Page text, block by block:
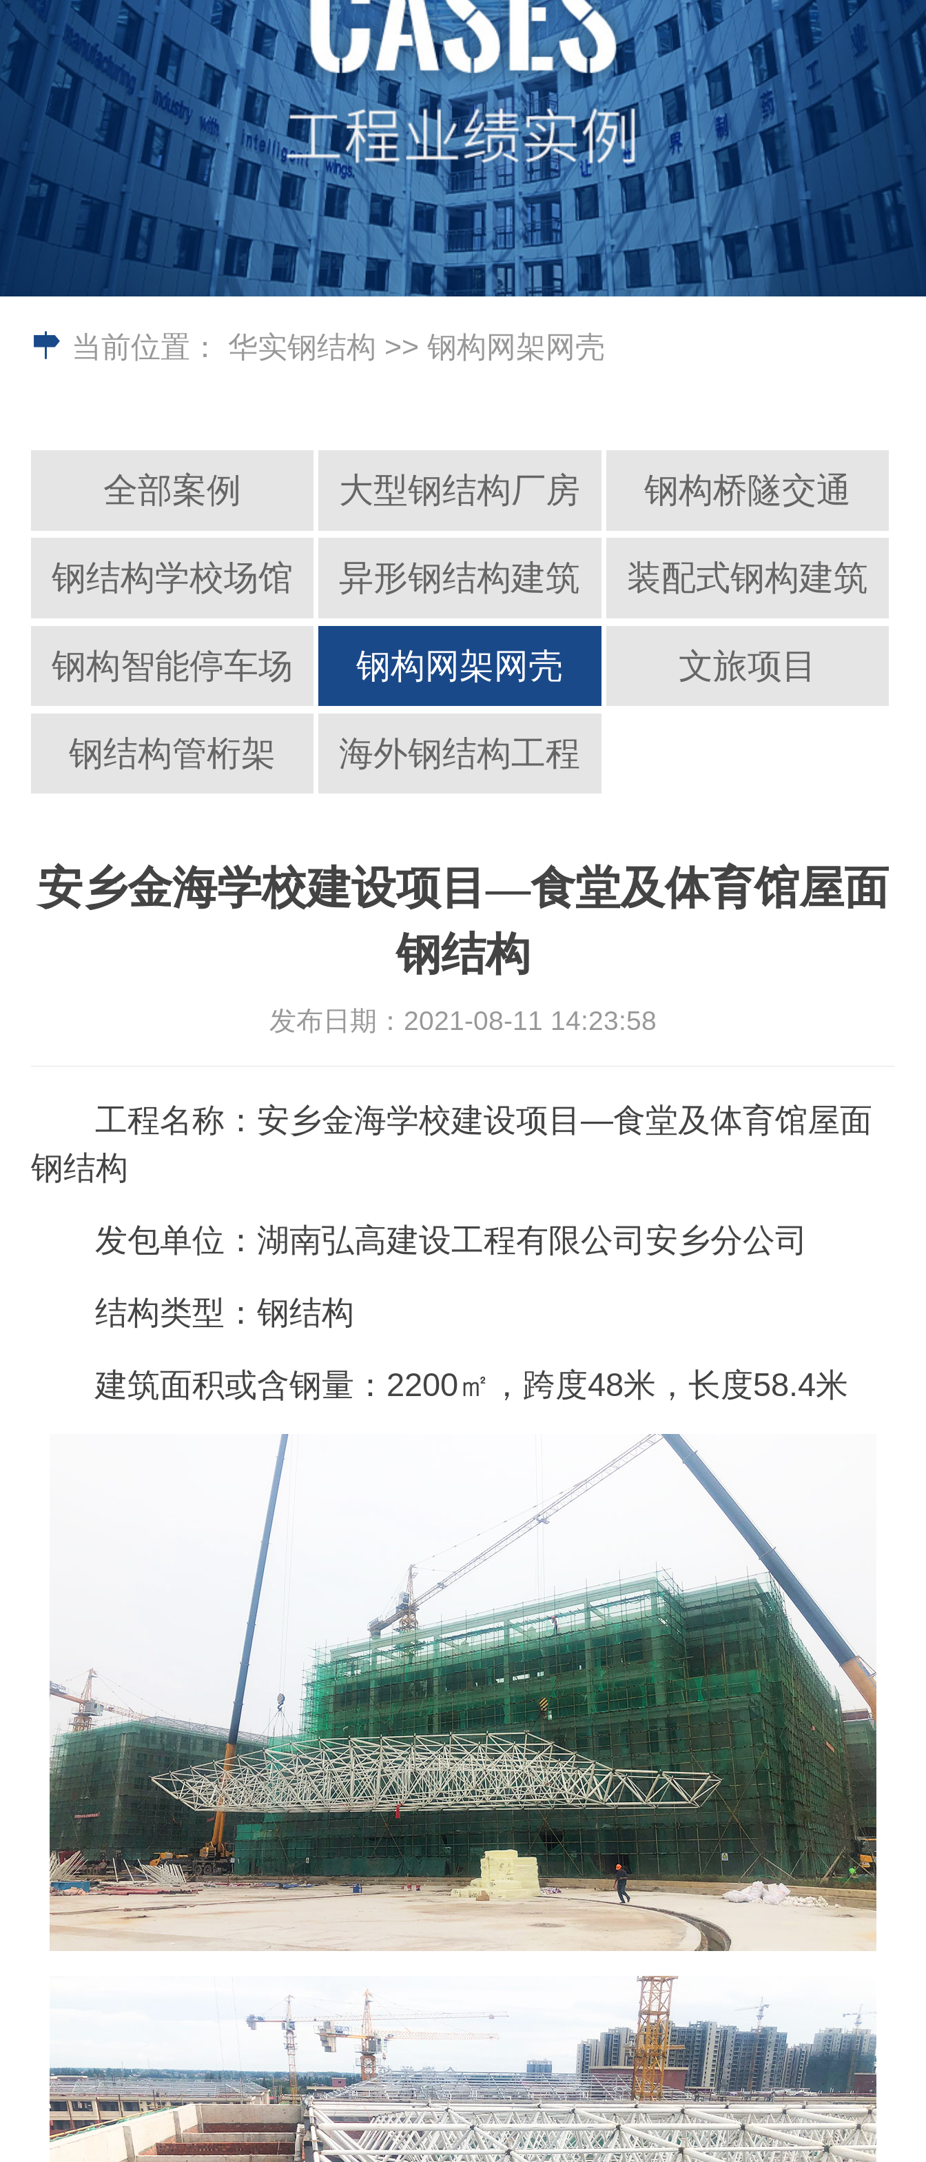
当前位置： 华实钢结构 >> 钢构网架网壳
全部案例 大型钢结构厂房 钢构桥隧交通
钢结构学校场馆 异形钢结构建筑 装配式钢构建筑
钢构智能停车场 钢构网架网壳 文旅项目
钢结构管桁架 海外钢结构工程
安乡金海学校建设项目—食堂及体育馆屋面
钢结构
发布日期：2021-08-11 14:23:58
工程名称：安乡金海学校建设项目—食堂及体育馆屋面
钢结构
发包单位：湖南弘高建设工程有限公司安乡分公司
结构类型：钢结构
建筑面积或含钢量：2200㎡，跨度48米，长度58.4米